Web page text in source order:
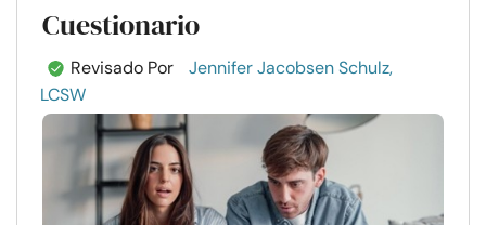
Cuestionario
Revisado Por
Jennifer Jacobsen Schulz,
LCSW